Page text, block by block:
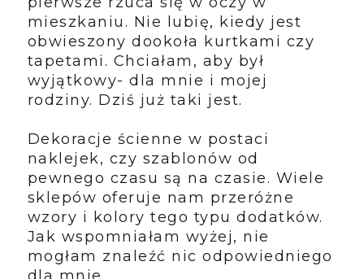
mieszkaniu. Nie lubię, kiedy jest
obwieszony dookoła kurtkami czy
tapetami. Chciałam, aby był
wyjątkowy- dla mnie i mojej
rodziny. Dziś już taki jest.
Dekoracje ścienne w postaci
naklejek, czy szablonów od
pewnego czasu są na czasie. Wiele
sklepów oferuje nam przeróżne
wzory i kolory tego typu dodatków.
Jak wspomniałam wyżej, nie
mogłam znaleźć nic odpowiedniego